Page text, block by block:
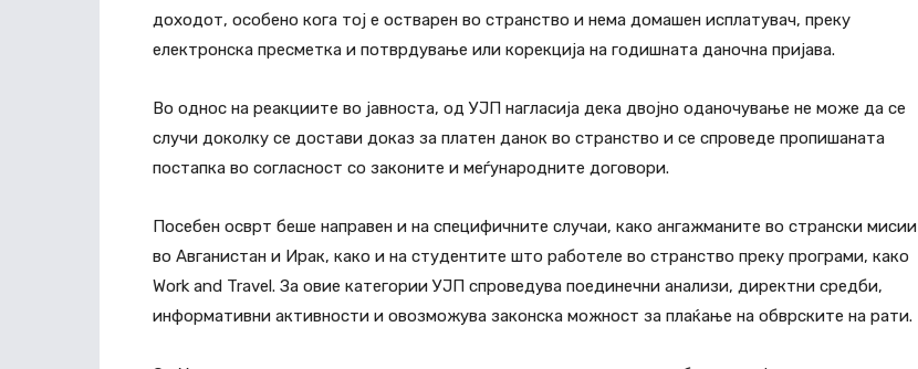
доходот, особено кога тој е остварен во странство и нема домашен исплатувач, преку
електронска пресметка и потврдување или корекција на годишната даночна пријава.
Во однос на реакциите во јавноста, од УЈП нагласија дека двојно оданочување не може да се
случи доколку се достави доказ за платен данок во странство и се спроведе пропишаната
постапка во согласност со законите и меѓународните договори.
Посебен осврт беше направен и на специфичните случаи, како ангажманите во странски мисии
во Авганистан и Ирак, како и на студентите што работеле во странство преку програми, како
Work and Travel. За овие категории УЈП спроведува поединечни анализи, директни средби,
информативни активности и овозможува законска можност за плаќање на обврските на рати.